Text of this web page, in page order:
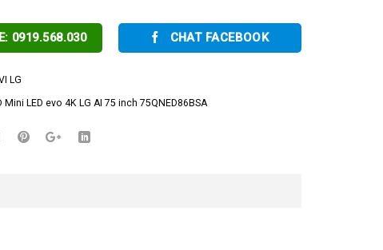
0919.568.030 CHAT FACEBOOK
LG
Mini LED evo 4K LG AI 75 inch 75QNED86BSA